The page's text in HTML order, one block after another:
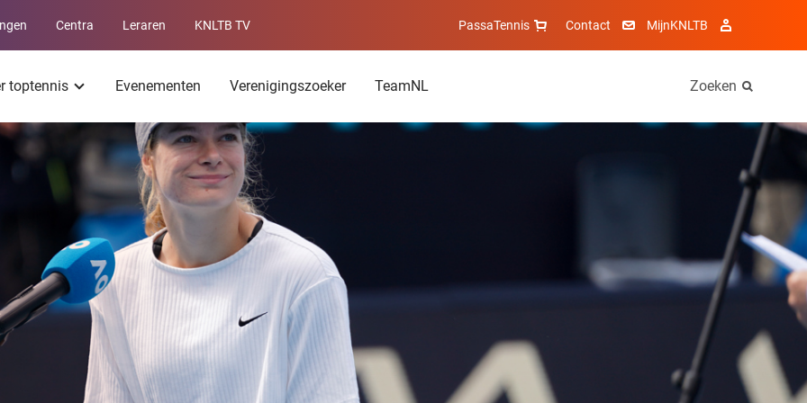
Centra Leraren KNLTB TV PassaTennis Contact MijnKNLTB
toptennis Evenementen Verenigingszoeker TeamNL Zoeken